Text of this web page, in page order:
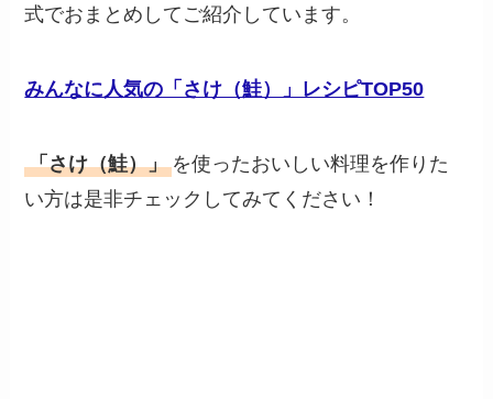
式でおまとめしてご紹介しています。
みんなに人気の「さけ（鮭）」レシピTOP50
「さけ（鮭）」 を使ったおいしい料理を作りた
い方は是非チェックしてみてください！